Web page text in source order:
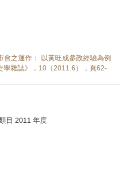
會之運作： 以黃旺成參政經驗為例
學雜誌》，10（2011.6），頁62-
目 2011 年度